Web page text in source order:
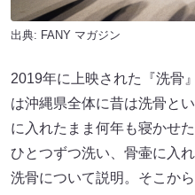
出典: FANY マガジン
2019年に上映された『洗骨
は沖縄県全体に昔は洗骨と
に入れたまま何年も寝かせ
ひとつずつ洗い、骨壷に入
洗骨について説明。そこか